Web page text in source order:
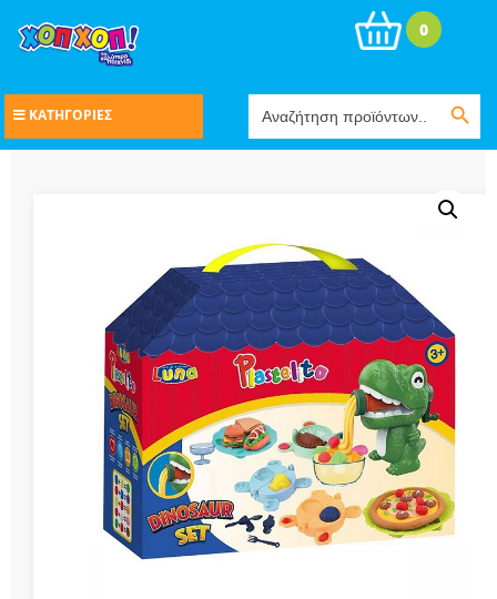
for:
Search Button
0
ΚΑΤΗΓΟΡΙΕΣ